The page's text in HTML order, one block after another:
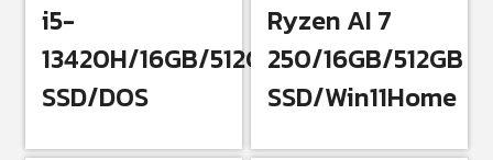
i5-
13420H/16GB/512GB
SSD/DOS
Ryzen AI 7
250/16GB/512GB
SSD/Win11Home